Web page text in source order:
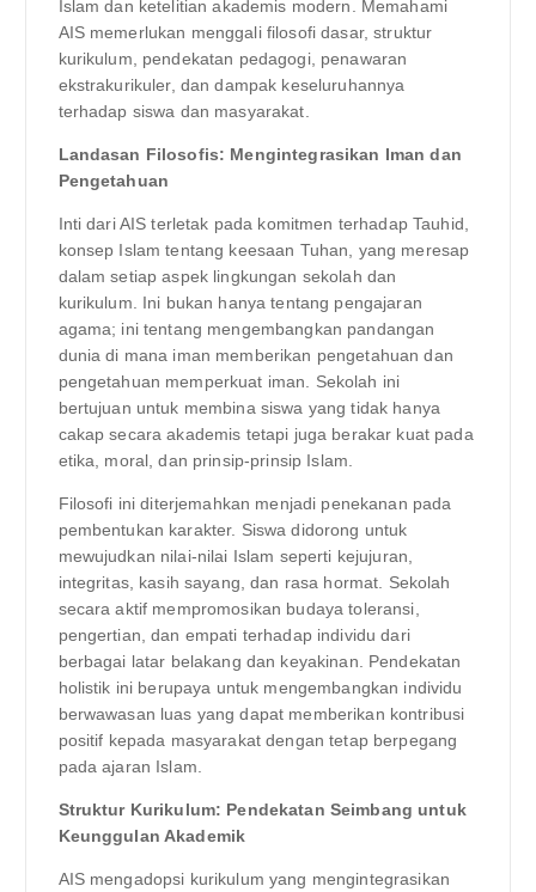
Islam dan ketelitian akademis modern. Memahami
AIS memerlukan menggali filosofi dasar, struktur
kurikulum, pendekatan pedagogi, penawaran
ekstrakurikuler, dan dampak keseluruhannya
terhadap siswa dan masyarakat.
Landasan Filosofis: Mengintegrasikan Iman dan
Pengetahuan
Inti dari AIS terletak pada komitmen terhadap Tauhid,
konsep Islam tentang keesaan Tuhan, yang meresap
dalam setiap aspek lingkungan sekolah dan
kurikulum. Ini bukan hanya tentang pengajaran
agama; ini tentang mengembangkan pandangan
dunia di mana iman memberikan pengetahuan dan
pengetahuan memperkuat iman. Sekolah ini
bertujuan untuk membina siswa yang tidak hanya
cakap secara akademis tetapi juga berakar kuat pada
etika, moral, dan prinsip-prinsip Islam.
Filosofi ini diterjemahkan menjadi penekanan pada
pembentukan karakter. Siswa didorong untuk
mewujudkan nilai-nilai Islam seperti kejujuran,
integritas, kasih sayang, dan rasa hormat. Sekolah
secara aktif mempromosikan budaya toleransi,
pengertian, dan empati terhadap individu dari
berbagai latar belakang dan keyakinan. Pendekatan
holistik ini berupaya untuk mengembangkan individu
berwawasan luas yang dapat memberikan kontribusi
positif kepada masyarakat dengan tetap berpegang
pada ajaran Islam.
Struktur Kurikulum: Pendekatan Seimbang untuk
Keunggulan Akademik
AIS mengadopsi kurikulum yang mengintegrasikan